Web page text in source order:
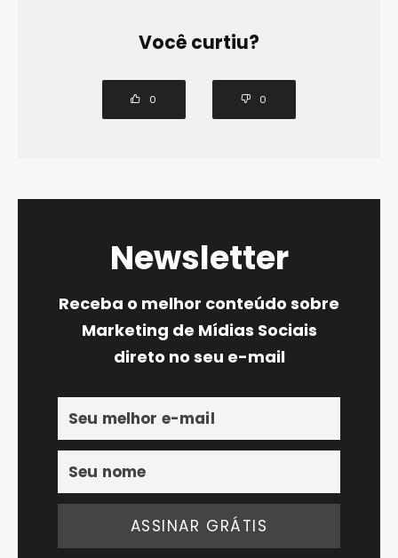
Você curtiu?
0 0
Newsletter
Receba o melhor conteúdo sobre
Marketing de Mídias Sociais
direto no seu e-mail